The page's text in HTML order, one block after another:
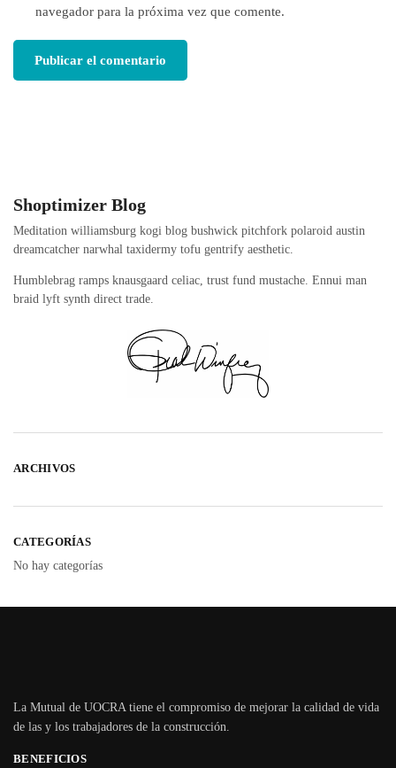
navegador para la próxima vez que comente.
Shoptimizer Blog
Meditation williamsburg kogi blog bushwick pitchfork polaroid austin
dreamcatcher narwhal taxidermy tofu gentrify aesthetic.
Humblebrag ramps knausgaard celiac, trust fund mustache. Ennui man
braid lyft synth direct trade.
ARCHIVOS
CATEGORÍAS
No hay categorías
La Mutual de UOCRA tiene el compromiso de mejorar la calidad de vida
de las y los trabajadores de la construcción.
BENEFICIOS